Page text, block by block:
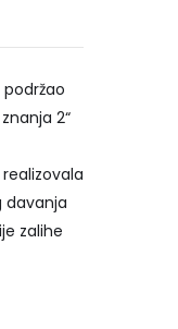
2“
davanja
zalihe